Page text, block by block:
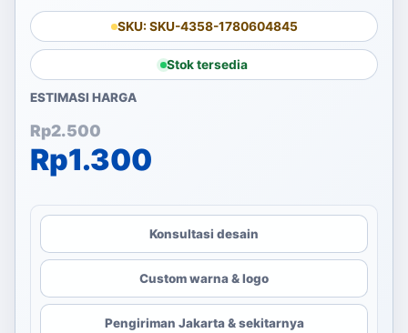
SKU: SKU-4358-1780604845
Stok tersedia
ESTIMASI HARGA
Rp2.500
Harga aslinya adalah:
Rp1.300
Harga saat ini adalah:
Konsultasi desain
Custom warna & logo
Pengiriman Jakarta & sekitarnya